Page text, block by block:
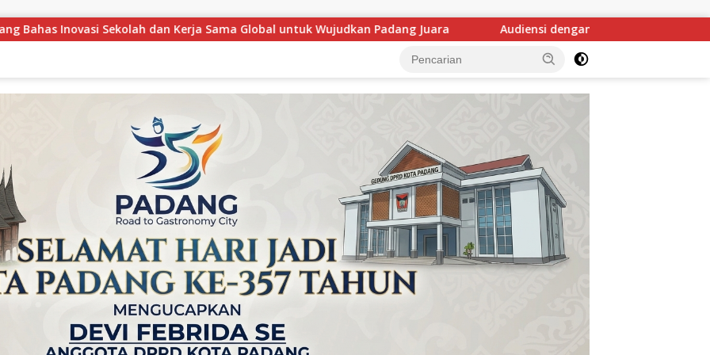
Global untuk Wujudkan Padang Juara Audiensi dengan Mensos Berbuah Kabar Baik, Saifullah Yusuf Dijadwalkan